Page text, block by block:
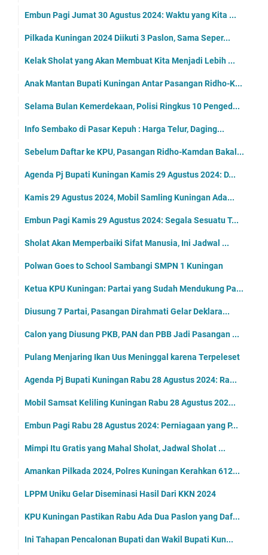
Embun Pagi Jumat 30 Agustus 2024: Waktu yang Kita ...
Pilkada Kuningan 2024 Diikuti 3 Paslon, Sama Seper...
Kelak Sholat yang Akan Membuat Kita Menjadi Lebih ...
Anak Mantan Bupati Kuningan Antar Pasangan Ridho-K...
Selama Bulan Kemerdekaan, Polisi Ringkus 10 Penged...
Info Sembako di Pasar Kepuh : Harga Telur, Daging...
Sebelum Daftar ke KPU, Pasangan Ridho-Kamdan Bakal...
Agenda Pj Bupati Kuningan Kamis 29 Agustus 2024: D...
Kamis 29 Agustus 2024, Mobil Samling Kuningan Ada...
Embun Pagi Kamis 29 Agustus 2024: Segala Sesuatu T...
Sholat Akan Memperbaiki Sifat Manusia, Ini Jadwal ...
Polwan Goes to School Sambangi SMPN 1 Kuningan
Ketua KPU Kuningan: Partai yang Sudah Mendukung Pa...
Diusung 7 Partai, Pasangan Dirahmati Gelar Deklara...
Calon yang Diusung PKB, PAN dan PBB Jadi Pasangan ...
Pulang Menjaring Ikan Uus Meninggal karena Terpeleset
Agenda Pj Bupati Kuningan Rabu 28 Agustus 2024: Ra...
Mobil Samsat Keliling Kuningan Rabu 28 Agustus 202...
Embun Pagi Rabu 28 Agustus 2024: Perniagaan yang P...
Mimpi Itu Gratis yang Mahal Sholat, Jadwal Sholat ...
Amankan Pilkada 2024, Polres Kuningan Kerahkan 612...
LPPM Uniku Gelar Diseminasi Hasil Dari KKN 2024
KPU Kuningan Pastikan Rabu Ada Dua Paslon yang Daf...
Ini Tahapan Pencalonan Bupati dan Wakil Bupati Kun...